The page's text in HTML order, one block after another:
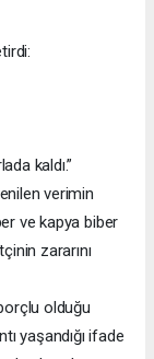
kaldı.”
verimin
ve kapya biber
zararını
olduğu
yaşandığı ifade